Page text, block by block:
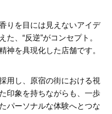
りを目には見えないアイデ
、“反逆”がコンセプト。
神を具現化した店舗です。
用し、原宿の街における視
印象を持ちながらも、一歩
パーソナルな体験へとつな